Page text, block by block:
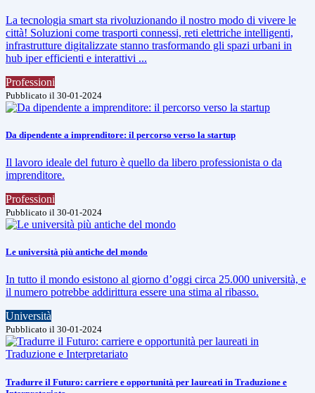
La tecnologia smart sta rivoluzionando il nostro modo di vivere le
città! Soluzioni come trasporti connessi, reti elettriche intelligenti,
infrastrutture digitalizzate stanno trasformando gli spazi urbani in
hub iper efficienti e interattivi ...
Professioni
Pubblicato il 30-01-2024
Da dipendente a imprenditore: il percorso verso la startup
Il lavoro ideale del futuro è quello da libero professionista o da
imprenditore.
Professioni
Pubblicato il 30-01-2024
Le università più antiche del mondo
In tutto il mondo esistono al giorno d’oggi circa 25.000 università, e
il numero potrebbe addirittura essere una stima al ribasso.
Università
Pubblicato il 30-01-2024
Tradurre il Futuro: carriere e opportunità per laureati in Traduzione e